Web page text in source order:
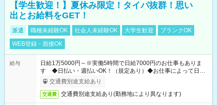
【学生歓迎！】夏休み限定！タイパ抜群！思い
出とお給料をGET！
派遣 職種未経験OK 社会人未経験OK 大学生歓迎
ブランクOK
WEB登録・面接OK
給与
日給1万5000円～※実働5時間で日給7000円のお仕事もありま
す ◆日払い・週払いOK！（規定あり）◆お仕事によって日給
も異なります
交通費別途支給あり
交通費 交通費別途支給あり(勤務地により異なります)